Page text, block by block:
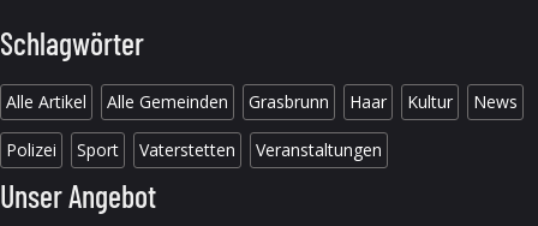
Schlagwörter
Alle Artikel Alle Gemeinden Grasbrunn Haar Kultur News
Polizei Sport Vaterstetten Veranstaltungen
Unser Angebot